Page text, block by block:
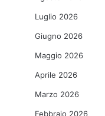
Luglio 2026
Giugno 2026
Maggio 2026
Aprile 2026
Marzo 2026
Febbraio 2026